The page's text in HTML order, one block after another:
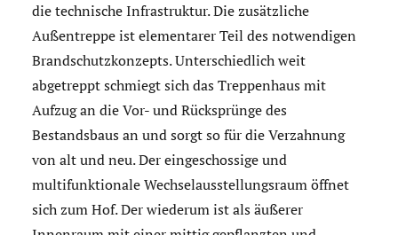
die technische Infrastruktur. Die zusätzliche
Außentreppe ist elementarer Teil des notwendigen
Brandschutzkonzepts. Unterschiedlich weit
abgetreppt schmiegt sich das Treppenhaus mit
Aufzug an die Vor- und Rücksprünge des
Bestandsbaus an und sorgt so für die Verzahnung
von alt und neu. Der eingeschossige und
multifunktionale Wechselausstellungsraum öffnet
sich zum Hof. Der wiederum ist als äußerer